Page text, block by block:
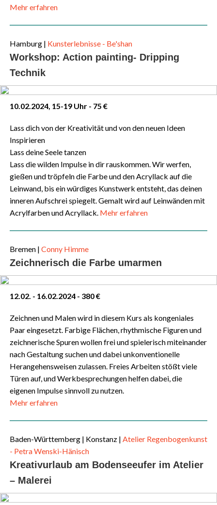
Mehr erfahren
Hamburg | Kunsterlebnisse - Be'shan
Workshop: Action painting- Dripping
Technik
10.02.2024, 15-19 Uhr - 75 €
Lass dich von der Kreativität und von den neuen Ideen
Inspirieren
Lass deine Seele tanzen
Lass die wilden Impulse in dir rauskommen. Wir werfen,
gießen und tröpfeln die Farbe und den Acryllack auf die
Leinwand, bis ein würdiges Kunstwerk entsteht, das deinen
inneren Aufschrei spiegelt. Gemalt wird auf Leinwänden mit
Acrylfarben und Acryllack. Mehr erfahren
Bremen | Conny Himme
Zeichnerisch die Farbe umarmen
12.02. - 16.02.2024 - 380 €
Zeichnen und Malen wird in diesem Kurs als kongeniales
Paar eingesetzt. Farbige Flächen, rhythmische Figuren und
zeichnerische Spuren wollen frei und spielerisch miteinander
nach Gestaltung suchen und dabei unkonventionelle
Herangehensweisen zulassen. Freies Arbeiten stößt viele
Türen auf, und Werkbesprechungen helfen dabei, die
eigenen Impulse sinnvoll zu nutzen.
Mehr erfahren
Baden-Württemberg | Konstanz | Atelier Regenbogenkunst
- Petra Wenski-Hänisch
Kreativurlaub am Bodenseeufer im Atelier
– Malerei